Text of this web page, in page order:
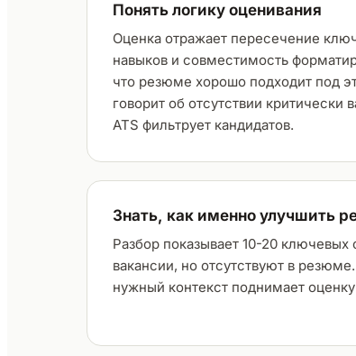
Понять логику оценивания
Оценка отражает пересечение
навыков и совместимость
что резюме хорошо подходит под
говорит об отсутствии
ATS фильтрует кандидатов.
Знать, как именно улучшить
Разбор показывает 10-20 ключевых
вакансии, но отсутствуют в
нужный контекст поднимает